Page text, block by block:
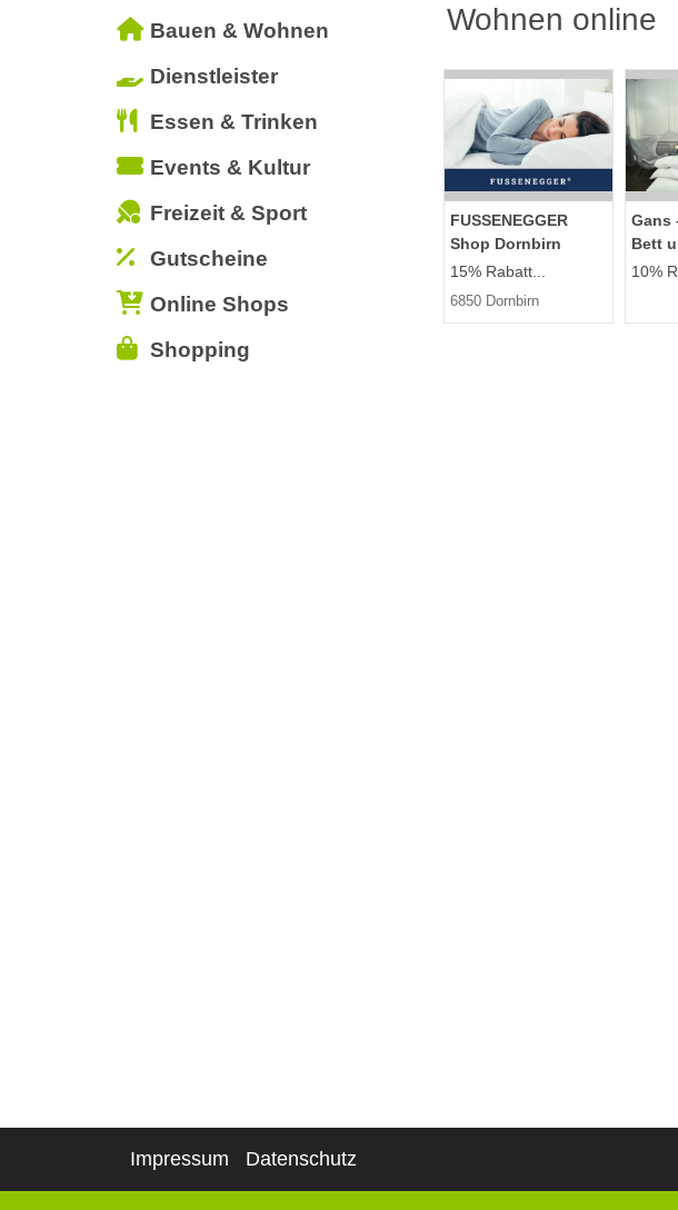
Bauen & Wohnen
Dienstleister
Essen & Trinken
Events & Kultur
Freizeit & Sport
Gutscheine
Online Shops
Shopping
Wohnen online
FUSSENEGGER
Shop Dornbirn
15% Rabatt...
6850 Dornbirn
Gans
Bett
10%
Impressum Datenschutz